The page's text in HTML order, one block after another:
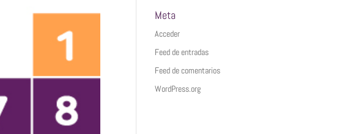
Meta
Acceder
Feed de entradas
Feed de comentarios
WordPress.org